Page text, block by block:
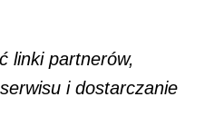
linki partnerów,
i dostarczanie